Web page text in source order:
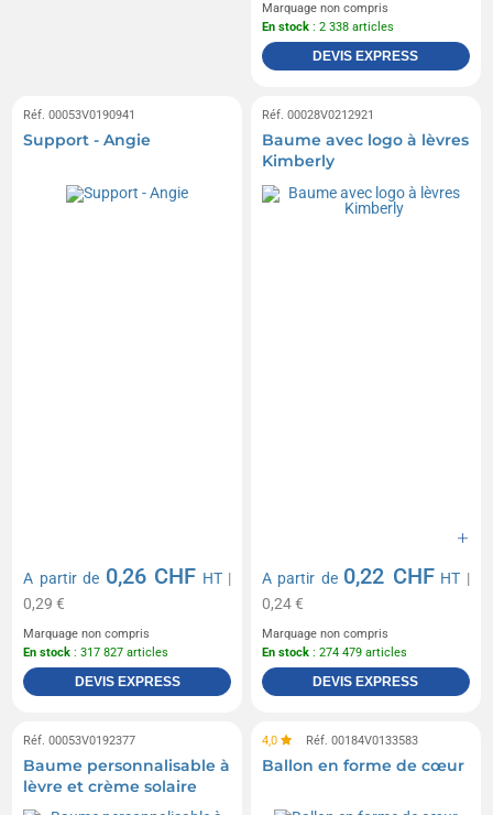
Marquage non compris
En stock : 2 338 articles
DEVIS EXPRESS
Réf. 00053V0190941
Support - Angie
A partir de 0,26 CHF HT|
0,29 €
Marquage non compris
En stock : 317 827 articles
DEVIS EXPRESS
Réf. 00028V0212921
Baume avec logo à lèvres
Kimberly
A partir de 0,22 CHF HT |
0,24 €
Marquage non compris
En stock : 274 479 articles
DEVIS EXPRESS
Réf. 00053V0192377
Baume personnalisable à
lèvre et crème solaire
4,0 Réf. 00184V0133583
Ballon en forme de cœur